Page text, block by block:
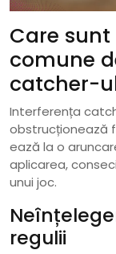
Care
comune
catcher-
Interferența
obstrucționează
ează la o
aplicarea,
unui joc.
regulii